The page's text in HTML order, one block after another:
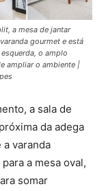
a mesa de jantar
gourmet e está
o amplo
ampliar o ambiente |
a sala de
da adega
varanda
a mesa oval,
somar